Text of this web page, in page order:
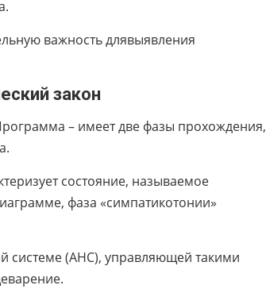
важность длявыявления
закон
– имеет две фазы прохождения,
состояние, называемое
фаза «симпатикотонии»
системе (АНС), управляющей такими